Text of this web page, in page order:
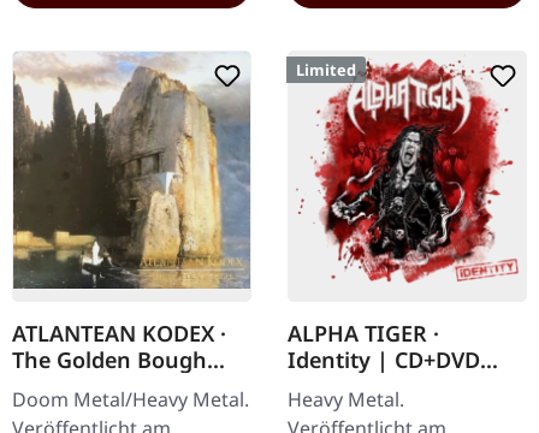
ATLANTEAN KODEX ·
The Golden Bough
(Re-Release) | CD
Doom Metal/Heavy Metal.
Limited
ALPHA TIGER ·
Identity | CD+DVD
DIGIPAK
Heavy Metal.